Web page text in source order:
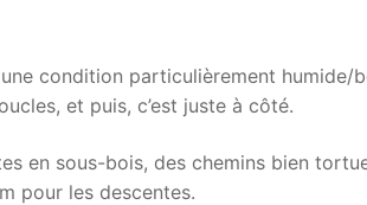
condition particulièrement humide/
et puis, c’est juste à côté.
en sous-bois, des chemins bien
pour les descentes.